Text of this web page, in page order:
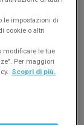
per ricevere
debito
bonifici ai
in Cloud
le impostazioni di
cookie o altri
modificare le tue
Per maggiori
Scopri di più.